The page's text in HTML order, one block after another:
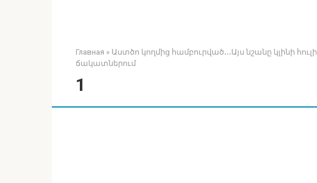
Главная » Աստծո կողմից համբուրված․․․Այս նշանը կլինի
ճակատներում
1